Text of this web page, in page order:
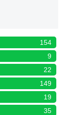
154
9
22
149
19
35